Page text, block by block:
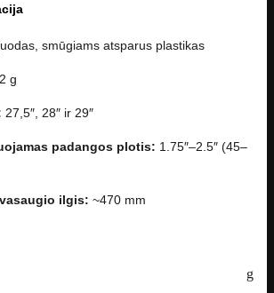
smūgiams atsparus plastikas
g
27,5″, 28″ ir 29″
padangos plotis: 1.75″–2.5″ (45–
ilgis: ~470 mm